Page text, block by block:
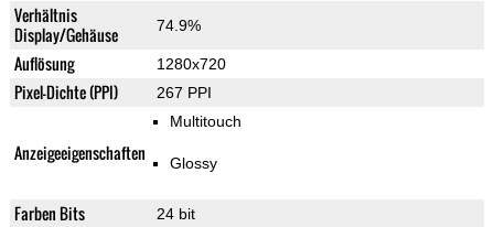
Verhältnis
Display/Gehäuse
74.9%
Auflösung 1280x720
Pixel-Dichte (PPI) 267 PPI
Anzeigeeigenschaften
Multitouch
Glossy
Farben Bits 24 bit